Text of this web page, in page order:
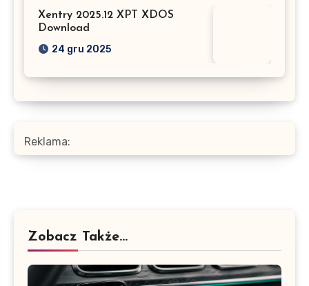
Xentry 2025.12 XPT XDOS
Download
24 gru 2025
Reklama:
Zobacz Także...